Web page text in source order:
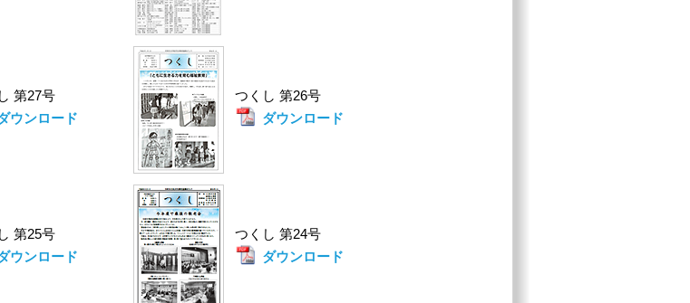
第27号
ウンロード
つくし 第26号
ダウンロード
第25号
ウンロード
つくし 第24号
ダウンロード